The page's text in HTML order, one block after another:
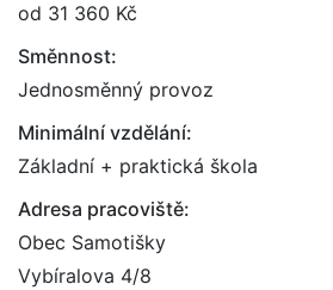
od 31 360 Kč
Směnnost:
Jednosměnný provoz
Minimální vzdělání:
Základní + praktická škola
Adresa pracoviště:
Obec Samotišky
Vybíralova 4/8